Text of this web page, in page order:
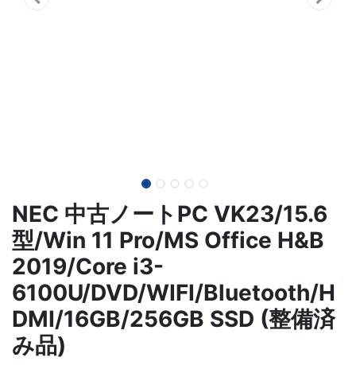
NEC 中古ノートPC VK23/15.6
型/Win 11 Pro/MS Office H&B
2019/Core i3-
6100U/DVD/WIFI/Bluetooth/H
DMI/16GB/256GB SSD (整備済
み品)